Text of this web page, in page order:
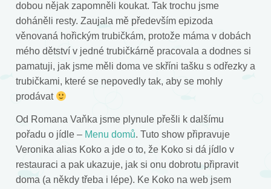
dobou nějak zapomněli koukat. Tak trochu jsme
doháněli resty. Zaujala mě především epizoda
věnovaná hořickým trubičkám, protože máma v dobách
mého dětství v jedné trubičkárně pracovala a dodnes si
pamatuji, jak jsme měli doma ve skříni tašku s odřezky a
trubičkami, které se nepovedly tak, aby se mohly
prodávat
Od Romana Vaňka jsme plynule přešli k dalšímu
pořadu o jídle – Menu domů. Tuto show připravuje
Veronika alias Koko a jde o to, že Koko si dá jídlo v
restauraci a pak ukazuje, jak si onu dobrotu připravit
doma (a někdy třeba i lépe). Ke Koko na web jsem